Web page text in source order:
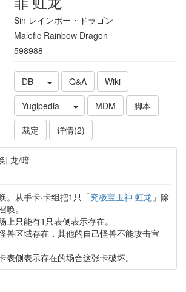
Sin レインボー・ドラゴン
Malefic Rainbow Dragon
598988
DB Q&A
Wiki
Yugipedia
MDM
脚本
裁定
详情(2)
] 龙/暗
。从手卡·卡组把1只「究极宝玉神 虹龙 」除
。
上只能有1只表侧表示存在。
兽区域存在，其他的自己怪兽不能攻击宣
侧表示存在的场合这张卡破坏。